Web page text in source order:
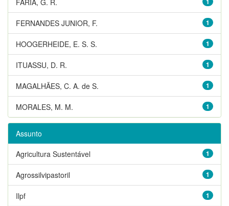
1
FERNANDES JUNIOR, F.
1
HOOGERHEIDE, E. S. S.
1
ITUASSU, D. R.
1
MAGALHÃES, C. A. de S.
1
MORALES, M. M.
Assunto
1
Agricultura Sustentável
1
Agrossilvipastoril
1
Ilpf